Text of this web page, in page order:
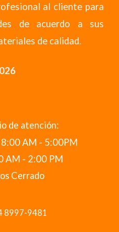
al cliente para
de acuerdo a sus
de calidad.
de atención:
8:00 AM - 5:00PM
AM - 2:00 PM
Cerrado
8997-9481